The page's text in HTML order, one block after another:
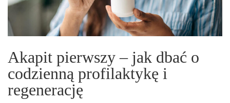
Akapit pierwszy – jak dbać o
codzienną profilaktykę i
regenerację